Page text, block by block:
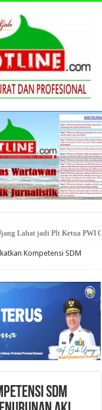
Lahat jadi Plt Ketua PWI
Kompetensi SDM
SDM